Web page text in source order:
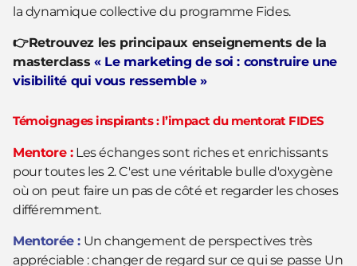
la dynamique collective du programme Fides.
👉Retrouvez les principaux enseignements de la
masterclass« Le marketing de soi : construire une
visibilité qui vous ressemble »
Témoignages inspirants : l’impact du mentorat FIDES
Mentore :Les échanges sont riches et enrichissants
pour toutes les 2. C'est une véritable bulle d'oxygène
où on peut faire un pas de côté et regarder les choses
différemment.
Mentorée : Un changement de perspectives très
appréciable : changer de regard sur ce qui se passe Un